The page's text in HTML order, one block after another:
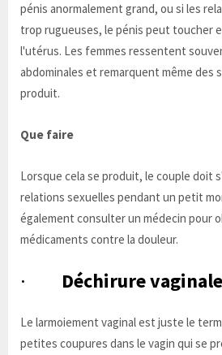
pénis anormalement grand, ou si les
trop rugueuses, le pénis peut toucher
l'utérus. Les femmes ressentent
abdominales et remarquent même des
produit.
Que faire
Lorsque cela se produit, le couple doit
relations sexuelles pendant un petit
également consulter un médecin pour
médicaments contre la douleur.
· Déchirure vaginale
Le larmoiement vaginal est juste le
petites coupures dans le vagin qui se